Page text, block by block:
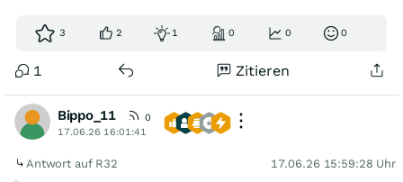
3 2 1 0 0 0
1 Zitieren
Bippo_11
0
17.06.26 16:01:41
Antwort auf R32 17.06.26 15:59:28 Uhr